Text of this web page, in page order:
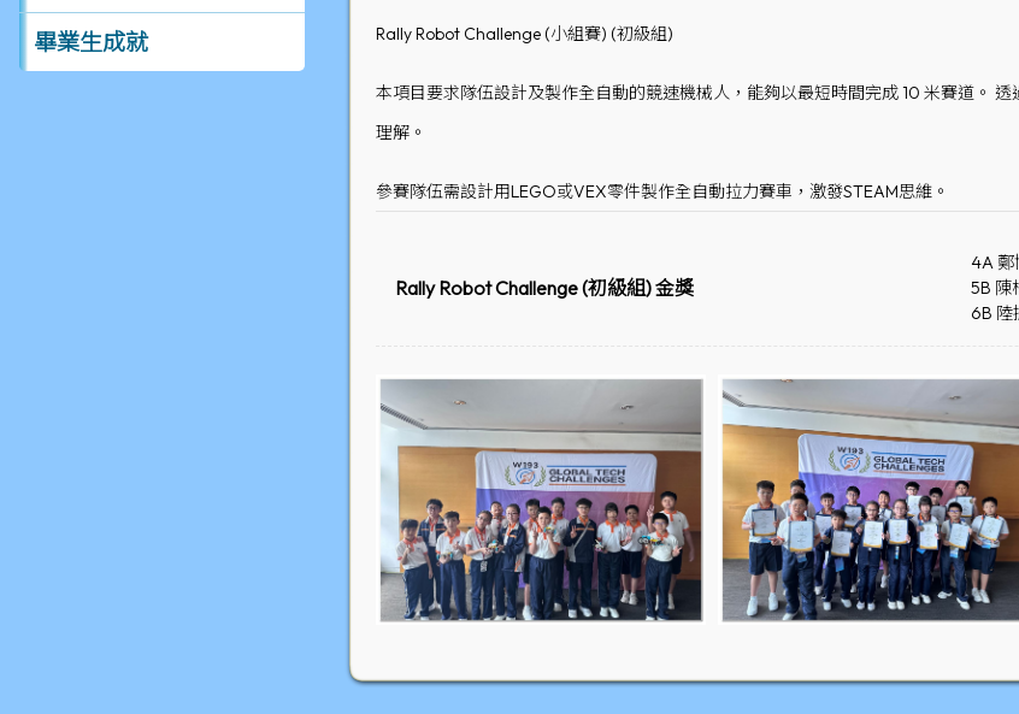
畢業生成就 Rally Robot Challenge (小組賽) (初級組)
本項目要求隊伍設計及製作全自動的競速機械人，能夠以最短時間完成 10 米賽道。
理解。
參賽隊伍需設計用LEGO或VEX零件製作全自動拉力賽車，激發STEAM思維。
Rally Robot Challenge (初級組) 金獎
4A 鄭
5B 陳
6B 陸